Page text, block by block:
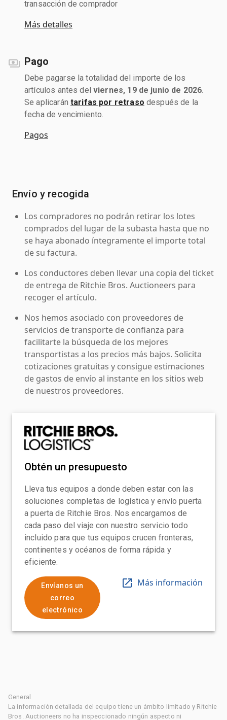
transacción de comprador
Más detalles
Pago
Debe pagarse la totalidad del importe de los
artículos antes del viernes, 19 de junio de 2026
Se aplicarán tarifas por retraso después de la
fecha de vencimiento.
Pagos
Envío y recogida
Los compradores no podrán retirar los lotes
comprados del lugar de la subasta hasta que no
se haya abonado íntegramente el importe total
de su factura.
Los conductores deben llevar una copia del ticket
de entrega de Ritchie Bros. Auctioneers para
recoger el artículo.
Nos hemos asociado con proveedores de
servicios de transporte de confianza para
facilitarte la búsqueda de los mejores
transportistas a los precios más bajos. Solicita
cotizaciones gratuitas y consigue estimaciones
de gastos de envío al instante en los sitios web
de nuestros proveedores.
Obtén un presupuesto
Lleva tus equipos a donde deben estar con las
soluciones completas de logística y envío puerta
a puerta de Ritchie Bros. Nos encargamos de
cada paso del viaje con nuestro servicio todo
incluido para que tus equipos crucen fronteras,
continentes y océanos de forma rápida y
eficiente.
Envíanos un
correo
electrónico
Más información
General
La información detallada del equipo tiene un ámbito limitado y Ritchie
Bros. Auctioneers no ha inspeccionado ningún aspecto ni